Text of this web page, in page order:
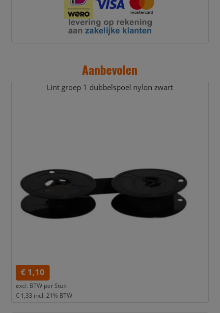
Aanbevolen
Lint groep 1 dubbelspoel nylon zwart
€ 1,10
excl. BTW per Stuk
€ 1,33 incl. 21% BTW